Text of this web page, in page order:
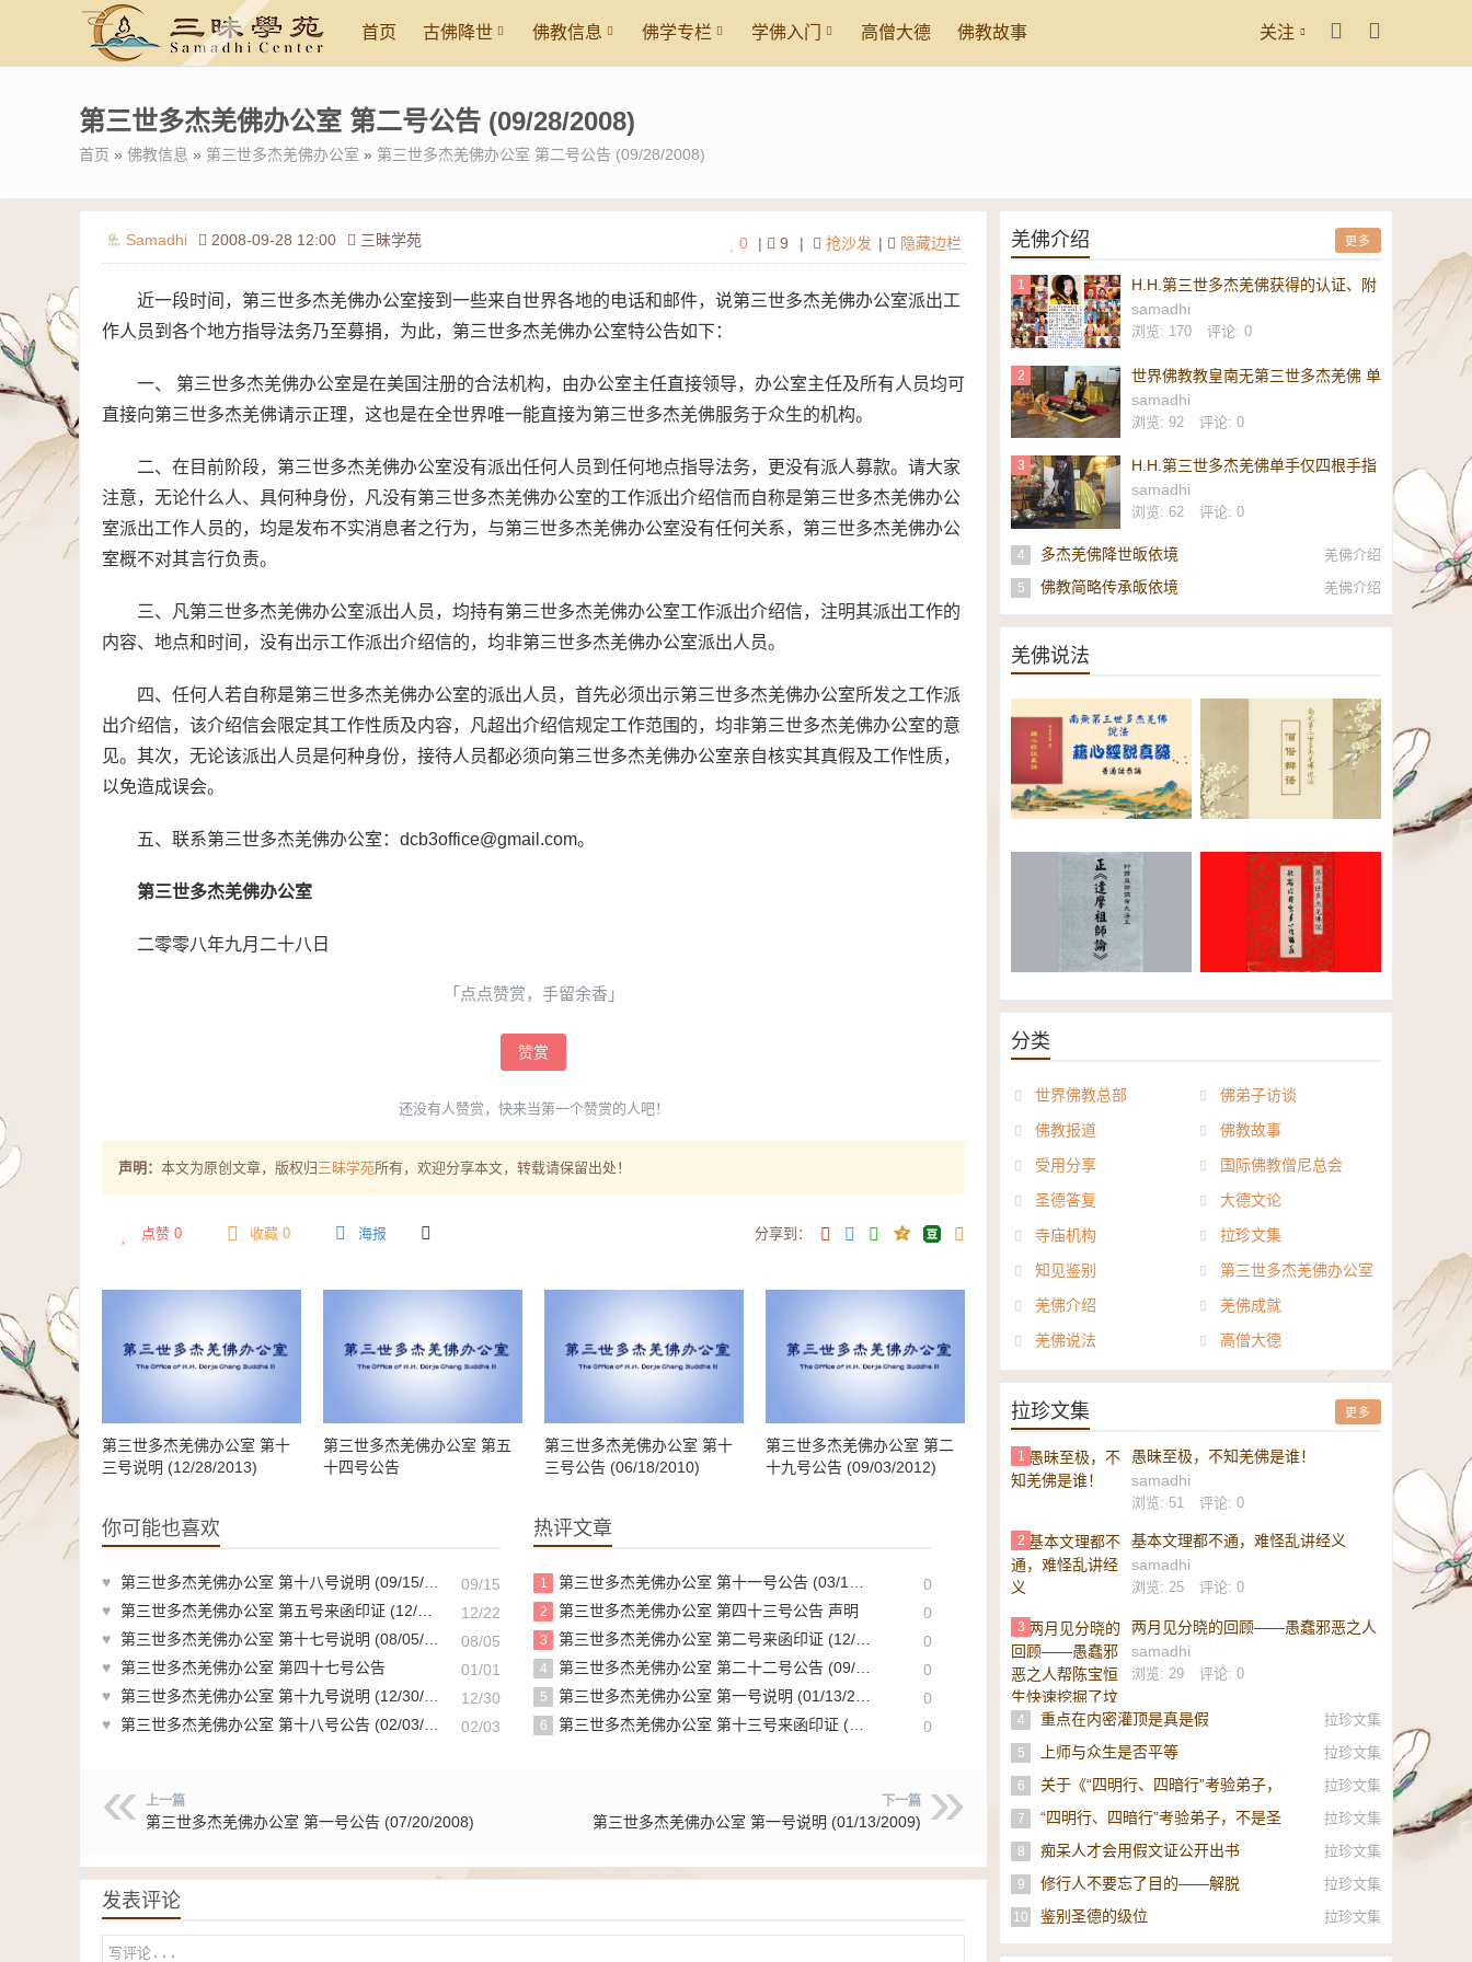
关注
首页 古佛降世 佛教信息 佛学专栏 学佛入门 高僧大德 佛教故事
第三世多杰羌佛办公室 第二号公告 (09/28/2008)
首页 » 佛教信息 » 第三世多杰羌佛办公室 » 第三世多杰羌佛办公室 第二号公告 (09/28/2008)
Samadhi 2008-09-28 12:00 三昧学苑 | 隐藏边栏
| 抢沙发
| 9
0
近一段时间，第三世多杰羌佛办公室接到一些来自世界各地的电话和邮件，说第三世多杰羌佛办公室派出工
作人员到各个地方指导法务乃至募捐，为此，第三世多杰羌佛办公室特公告如下：
一、 第三世多杰羌佛办公室是在美国注册的合法机构，由办公室主任直接领导，办公室主任及所有人员均可
直接向第三世多杰羌佛请示正理，这也是在全世界唯一能直接为第三世多杰羌佛服务于众生的机构。
二、在目前阶段，第三世多杰羌佛办公室没有派出任何人员到任何地点指导法务，更没有派人募款。请大家
注意，无论什么人、具何种身份，凡没有第三世多杰羌佛办公室的工作派出介绍信而自称是第三世多杰羌佛办公
室派出工作人员的，均是发布不实消息者之行为，与第三世多杰羌佛办公室没有任何关系，第三世多杰羌佛办公
室概不对其言行负责。
三、凡第三世多杰羌佛办公室派出人员，均持有第三世多杰羌佛办公室工作派出介绍信，注明其派出工作的
内容、地点和时间，没有出示工作派出介绍信的，均非第三世多杰羌佛办公室派出人员。
四、任何人若自称是第三世多杰羌佛办公室的派出人员，首先必须出示第三世多杰羌佛办公室所发之工作派
出介绍信，该介绍信会限定其工作性质及内容，凡超出介绍信规定工作范围的，均非第三世多杰羌佛办公室的意
见。其次，无论该派出人员是何种身份，接待人员都必须向第三世多杰羌佛办公室亲自核实其真假及工作性质，
以免造成误会。
五、联系第三世多杰羌佛办公室：dcb3office@gmail.com。
第三世多杰羌佛办公室
二零零八年九月二十八日
「点点赞赏，手留余香」
赞赏
还没有人赞赏，快来当第一个赞赏的人吧！
声明： 本文为原创文章，版权归 三昧学苑所有，欢迎分享本文，转载请保留出处！
点赞 0 收藏 0 海报 分享到：
第三世多杰羌佛办公室 第十
三号说明 (12/28/2013)
第三世多杰羌佛办公室 第五
十四号公告
第三世多杰羌佛办公室 第十
三号公告 (06/18/2010)
第三世多杰羌佛办公室 第二
十九号公告 (09/03/2012)
你可能也喜欢
♥ 第三世多杰羌佛办公室 第十八号说明 (09/15/2019)
09/15
♥ 第三世多杰羌佛办公室 第五号来函印证 (12/22/2013)
12/22
♥ 第三世多杰羌佛办公室 第十七号说明 (08/05/2014)
08/05
♥ 第三世多杰羌佛办公室 第四十七号公告
01/01
♥ 第三世多杰羌佛办公室 第十九号说明 (12/30/2019)
12/30
♥ 第三世多杰羌佛办公室 第十八号公告 (02/03/2011) 02/03
热评文章
1 第三世多杰羌佛办公室 第十一号公告 (03/14/2010) 0
2 第三世多杰羌佛办公室 第四十三号公告 声明 0
3 第三世多杰羌佛办公室 第二号来函印证 (12/19/2013) 0
4 第三世多杰羌佛办公室 第二十二号公告 (09/20/2011) 0
5 第三世多杰羌佛办公室 第一号说明 (01/13/2009) 0
6 第三世多杰羌佛办公室 第十三号来函印证 (12/16/2015) 0
上一篇
第三世多杰羌佛办公室 第一号公告 (07/20/2008)
下一篇
第三世多杰羌佛办公室 第一号说明 (01/13/2009)
发表评论
更多
羌佛介绍
1
H.H.第三世多杰羌佛获得的认证、附
议、恭贺
samadhi
浏览: 170 评论: 0
2
世界佛教教皇南无第三世多杰羌佛 单
手勾提 437.2 磅金刚杵-维加斯新闻
报
samadhi
浏览: 92 评论: 0
3
H.H.第三世多杰羌佛单手仅四根手指
勾起 437.2 磅重的镇殿金刚杵-美新
社
samadhi
浏览: 62 评论: 0
4 多杰羌佛降世皈依境 羌佛介绍
5 佛教简略传承皈依境 羌佛介绍
羌佛说法
真谛》普通话恭诵（全）电子书
辩语
分类
世界佛教总部
佛弟子访谈
佛教报道
佛教故事
受用分享
国际佛教僧尼总会
圣德答复
大德文论
寺庙机构
拉珍文集
知见鉴别
第三世多杰羌佛办公室
羌佛介绍
羌佛成就
羌佛说法
高僧大德
更多
拉珍文集
1
愚昧至极，不知羌佛是谁！
samadhi
浏览: 51 评论: 0
2
基本文理都不通，难怪乱讲经义
samadhi
浏览: 25 评论: 0
3
两月见分晓的回顾——愚蠢邪恶之人
帮陈宝恒生快速挖掘了坟墓
samadhi
浏览: 29 评论: 0
4 重点在内密灌顶是真是假 拉珍文集
5 上师与众生是否平等 拉珍文集
6
关于《“四明行、四暗行”考验弟子，
不是圣者，即是邪师》的补充
拉珍文集
7
“四明行、四暗行”考验弟子，不是圣
者，即是邪师！
拉珍文集
8 痴呆人才会用假文证公开出书 拉珍文集
9 修行人不要忘了目的——解脱 拉珍文集
10 鉴别圣德的级位 拉珍文集